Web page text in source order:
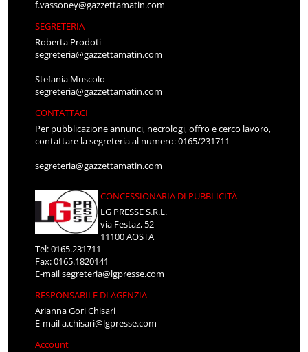
f.vassoney@gazzettamatin.com
SEGRETERIA
Roberta Prodoti
segreteria@gazzettamatin.com
Stefania Muscolo
segreteria@gazzettamatin.com
CONTATTACI
Per pubblicazione annunci, necrologi, offro e cerco lavoro,
contattare la segreteria al numero: 0165/231711
segreteria@gazzettamatin.com
CONCESSIONARIA DI PUBBLICITÀ
LG PRESSE S.R.L.
via Festaz, 52
11100 AOSTA
Tel: 0165.231711
Fax: 0165.1820141
E-mailsegreteria@lgpresse.com
RESPONSABILE DI AGENZIA
Arianna Gori Chisari
E-maila.chisari@lgpresse.com
Account